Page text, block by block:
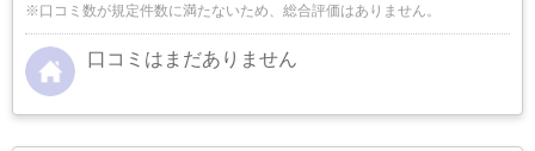
※口コミ数が規定件数に満たないため、総合評価はありません。
口コミはまだありません